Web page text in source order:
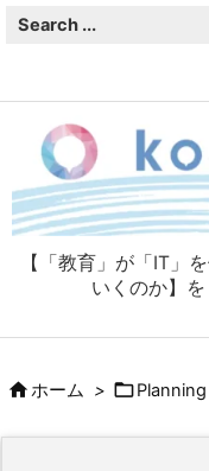
【「教育」が「IT」
いくのか】
ホーム > Planning